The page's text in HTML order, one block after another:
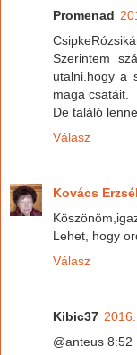
Promenad
Szerintem
utalni.hogy a
maga csatáit.
De találó
Válasz
Kovács
Lehet, hogy
Válasz
Kibic37
@anteus 8:52